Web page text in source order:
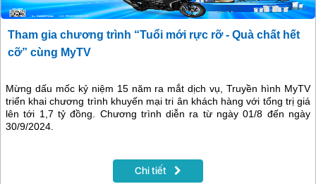
Tham gia chương trình “Tuổi mới rực rỡ - Quà chất hết
cỡ” cùng MyTV
Mừng dấu mốc kỷ niệm 15 năm ra mắt dịch vụ, Truyền hình MyTV
triển khai chương trình khuyến mại tri ân khách hàng với tổng trị giá
lên tới 1,7 tỷ đồng. Chương trình diễn ra từ ngày 01/8 đến ngày
30/9/2024.
Chi tiết